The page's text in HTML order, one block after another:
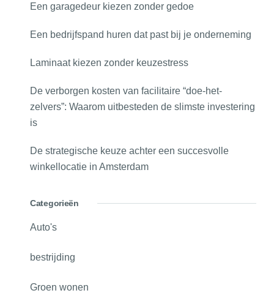
Een garagedeur kiezen zonder gedoe
Een bedrijfspand huren dat past bij je onderneming
Laminaat kiezen zonder keuzestress
De verborgen kosten van facilitaire “doe-het-
zelvers”: Waarom uitbesteden de slimste investering
is
De strategische keuze achter een succesvolle
winkellocatie in Amsterdam
Categorieën
Auto's
bestrijding
Groen wonen